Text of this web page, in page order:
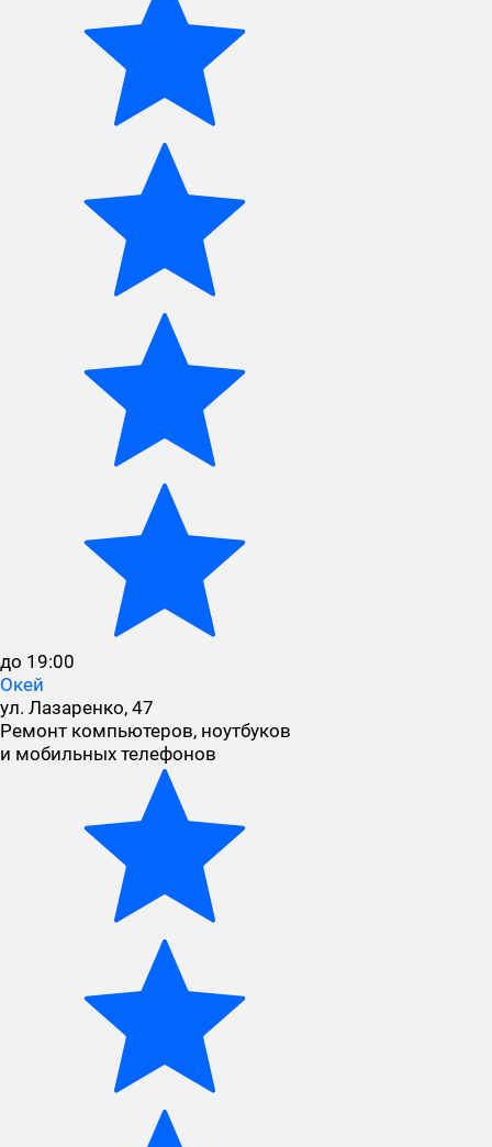
до 19:00
Окей
ул. Лазаренко, 47
Ремонт компьютеров, ноутбуков
и мобильных телефонов